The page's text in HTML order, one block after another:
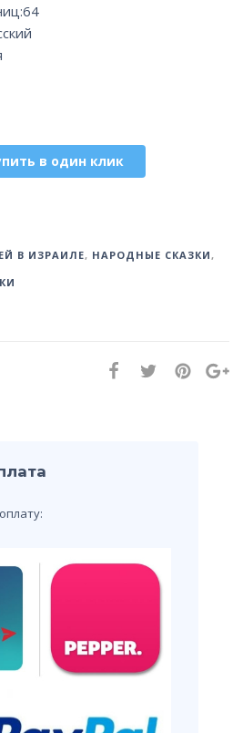
64
в один клик
В ИЗРАИЛЕ, НАРОДНЫЕ СКАЗКИ ,